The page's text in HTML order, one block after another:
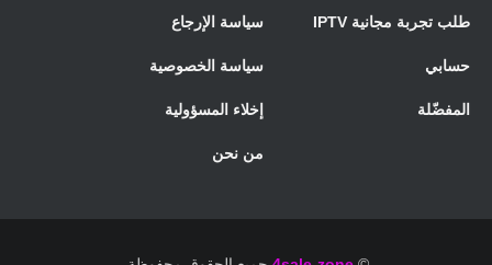
طلب تجربة مجانية IPTV
حسابي
المفضّلة
سياسة الإرجاع
سياسة الخصوصية
إخلاء المسؤولية
من نحن